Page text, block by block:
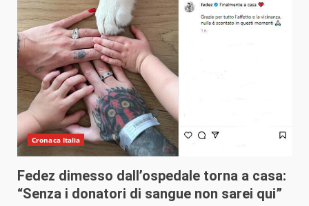
Cronaca Italia
Fedez dimesso dall’ospedale torna a casa:
“Senza i donatori di sangue non sarei qui”